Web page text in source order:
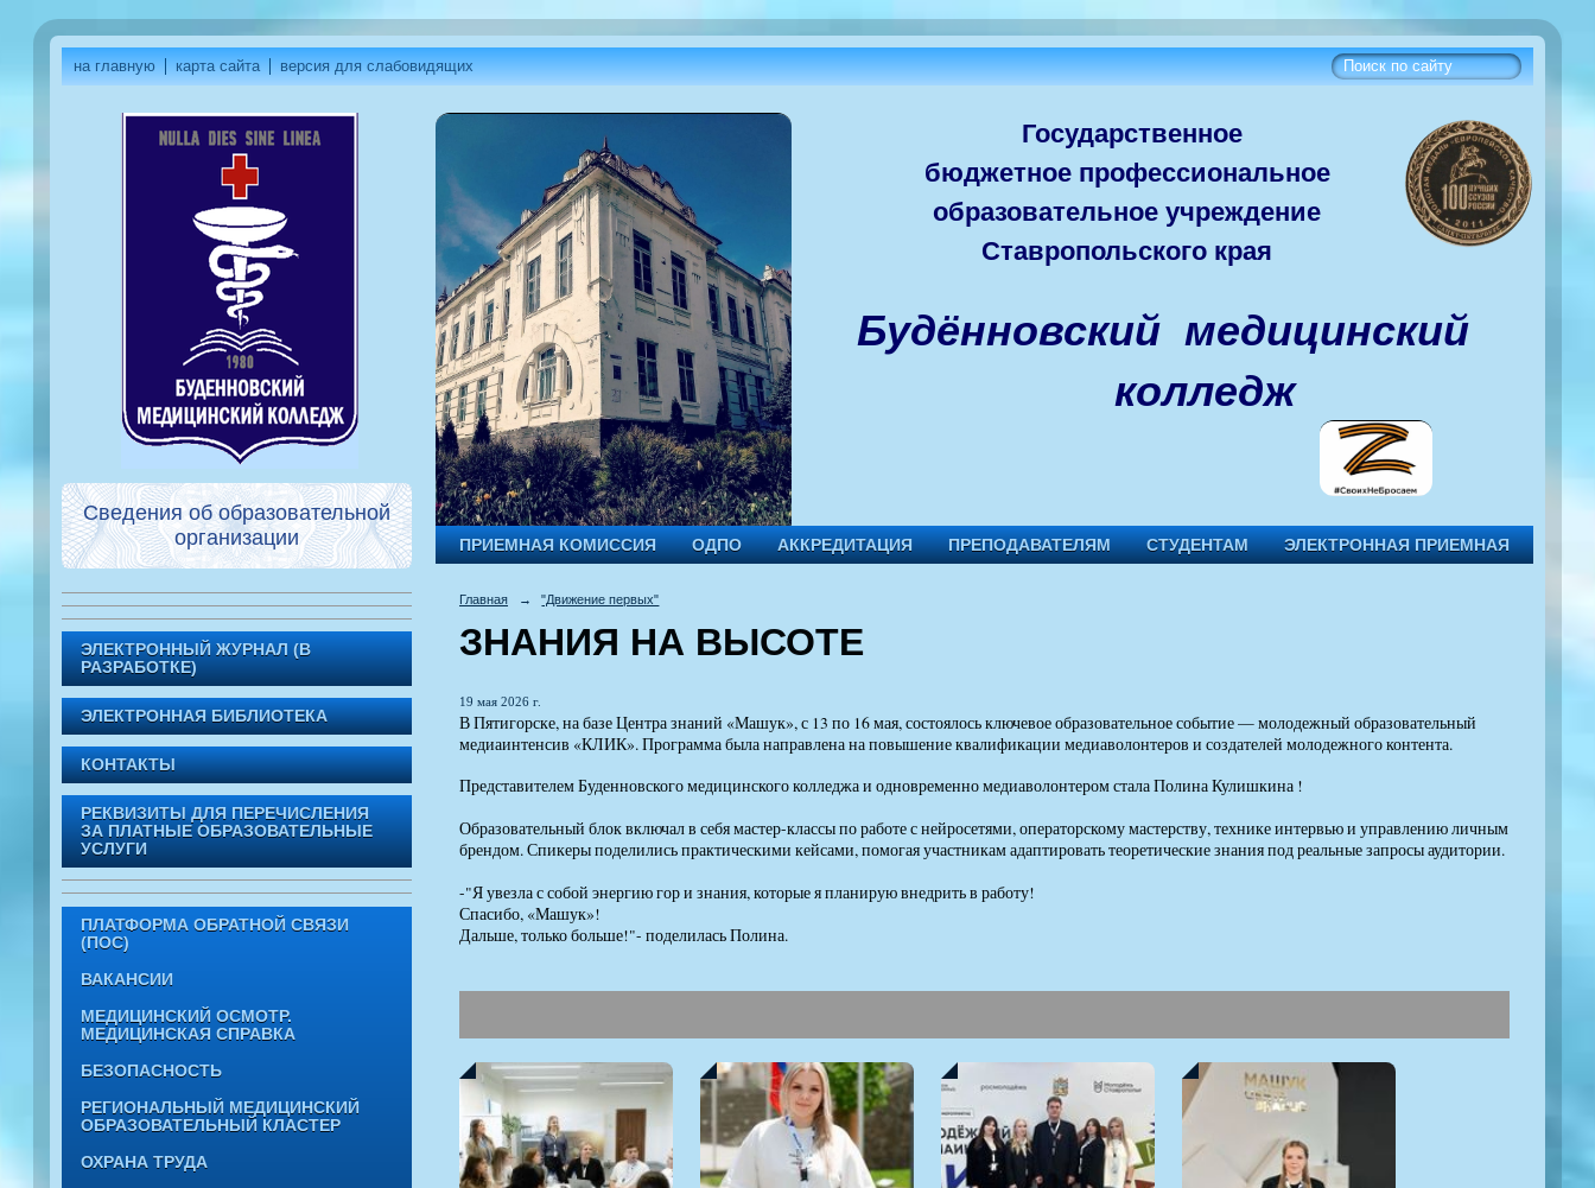
на главную карта сайта версия для слабовидящих
Сведения об образовательной
организации
ЭЛЕКТРОННЫЙ ЖУРНАЛ (В
РАЗРАБОТКЕ)
ЭЛЕКТРОННАЯ БИБЛИОТЕКА
КОНТАКТЫ
РЕКВИЗИТЫ ДЛЯ ПЕРЕЧИСЛЕНИЯ
ЗА ПЛАТНЫЕ ОБРАЗОВАТЕЛЬНЫЕ
УСЛУГИ
ПЛАТФОРМА ОБРАТНОЙ СВЯЗИ
(ПОС)
ВАКАНСИИ
МЕДИЦИНСКИЙ ОСМОТР.
МЕДИЦИНСКАЯ СПРАВКА
БЕЗОПАСНОСТЬ
РЕГИОНАЛЬНЫЙ МЕДИЦИНСКИЙ
ОБРАЗОВАТЕЛЬНЫЙ КЛАСТЕР
ОХРАНА ТРУДА
Государственное
бюджетноепрофессиональное
образовательное учреждение
Ставропольского края
Будённовский медицинский
колледж
ПРИЕМНАЯ КОМИССИЯ ОДПО АККРЕДИТАЦИЯ ПРЕПОДАВАТЕЛЯМ СТУДЕНТАМ ЭЛЕКТРОННАЯ ПРИЕМНАЯ
Главная → "Движение первых"
ЗНАНИЯ НА ВЫСОТЕ
19 мая 2026 г.
В Пятигорске, на базе Центра знаний «Машук», с 13 по 16 мая, состоялось ключевое образовательное событие — молодежный образовательный
медиаинтенсив «КЛИК». Программа была направлена на повышение квалификации медиаволонтеров и создателей молодежного контента.
Представителем Буденновского медицинского колледжа и одновременно медиаволонтером стала Полина Кулишкина !
Образовательный блок включал в себя мастер-классы по работе с нейросетями, операторскому мастерству, технике интервью и управлению личным
брендом. Спикеры поделились практическими кейсами, помогая участникам адаптировать теоретические знания под реальные запросы аудитории.
-"Я увезла с собой энергию гор и знания, которые я планирую внедрить в работу!
Спасибо, «Машук»!
Дальше, только больше!"- поделилась Полина.